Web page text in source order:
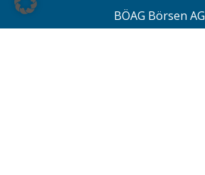
BÖAG Börsen AG
Börse Hamburg